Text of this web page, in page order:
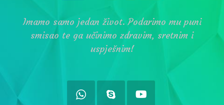
Imamo samo jedan život. Podarimo mu puni
smisao te ga učinimo zdravim, sretnim i
uspješnim!